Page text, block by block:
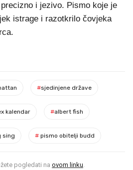
i jezivo. Pismo koje je
istrage i razotkrilo čovjeka
#sjedinjene države
kalendar #albert fish
sing # pismo obitelji budd
pogledati na ovom linku.